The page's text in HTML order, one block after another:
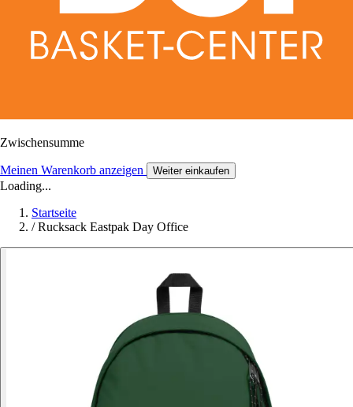
Zwischensumme
Meinen Warenkorb anzeigen Weiter einkaufen
Loading...
Startseite
/ Rucksack Eastpak Day Office